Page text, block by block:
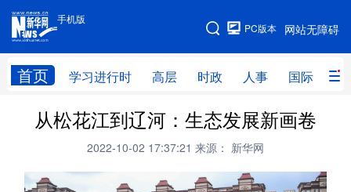
手机版
网站无障碍
PC版本
首页 学习进行时 高层 时政 人事 国际 财
手机版
网站地图
学习进行时 高层 时政 人事
财经 网评
台湾 思客智库 全球连线 教育
从松花江到辽河：生态发展新画卷
2022-10-02 17:37:21 来源： 新华网